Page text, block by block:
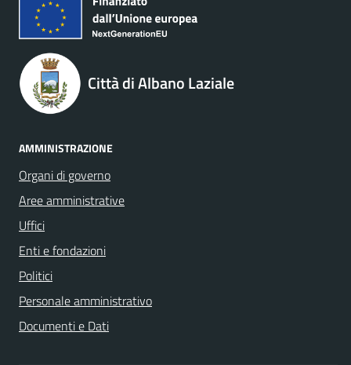
Città di Albano Laziale
AMMINISTRAZIONE
Organi di governo
Aree amministrative
Uffici
Enti e fondazioni
Politici
Personale amministrativo
Documenti e Dati